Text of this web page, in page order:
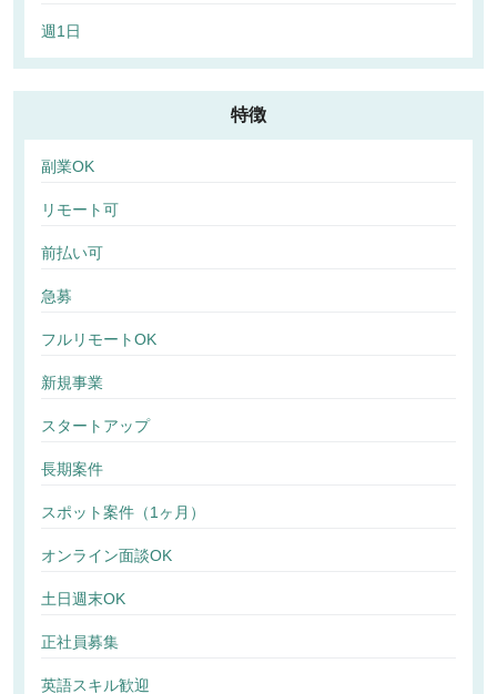
週1日
特徴
副業OK
リモート可
前払い可
急募
フルリモートOK
新規事業
スタートアップ
長期案件
スポット案件（1ヶ月）
オンライン面談OK
土日週末OK
正社員募集
英語スキル歓迎